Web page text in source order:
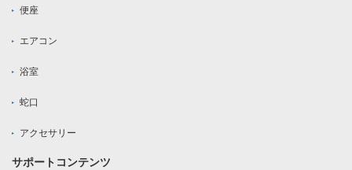
便座
エアコン
浴室
蛇口
アクセサリー
サポートコンテンツ